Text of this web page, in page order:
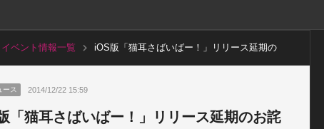
イベント情報一覧
iOS版「猫耳さばいばー！」リリース延期の
ース 2014/12/22 15:59
「猫耳さばいばー！」リリース延期のお詫